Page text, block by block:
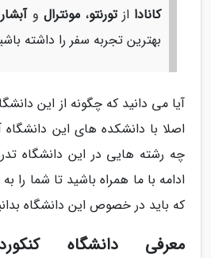
کانادا ازتورنتو،مونترال و
بهترین تجربه سفر را داشته
آیا می دانید که چگونه از این
اصلا با دانشکده های این
چه رشته هایی در این دانشگاه
ادامه با ما همراه باشید تا شما را
که باید در خصوص این دانشگاه